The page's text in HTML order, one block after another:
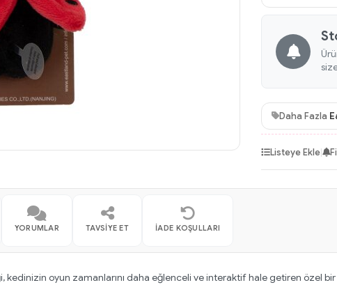
Daha Fazla
Listeye Ekle|
YORUMLAR TAVSIYE ET İADE KOŞULLARI
kedinizin oyun zamanlarını daha eğlenceli ve interaktif hale getiren özel